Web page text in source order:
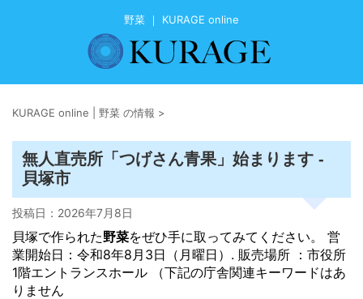
野菜 ｜ KURAGE online
KURAGE online | 野菜 の情報 >
無人直売所「つげさん青果」始まります -
貝塚市
投稿日： 2026年7月8日
貝塚で作られた野菜をぜひ手に取ってみてください。 営
業開始日：令和8年8月3日（月曜日）. 販売場所 ：市役所
1階エントランスホール （下記の庁舎関連キーワードはあ
りません